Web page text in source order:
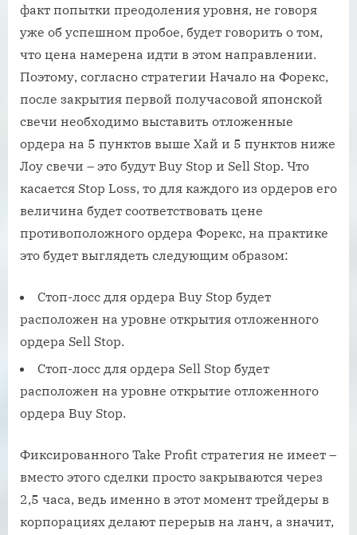
факт попытки преодоления уровня, не говоря
уже об успешном пробое, будет говорить о том,
что цена намерена идти в этом направлении.
Поэтому, согласно стратегии Начало на Форекс,
после закрытия первой получасовой японской
свечи необходимо выставить отложенные
ордера на 5 пунктов выше Хай и 5 пунктов ниже
Лоу свечи – это будут Buy Stop и Sell Stop. Что
касается Stop Loss, то для каждого из ордеров его
величина будет соответствовать цене
противоположного ордера Форекс, на практике
это будет выглядеть следующим образом:
Стоп-лосс для ордера Buy Stop будет
расположен на уровне открытия отложенного
ордера Sell Stop.
Стоп-лосс для ордера Sell Stop будет
расположен на уровне открытие отложенного
ордера Buy Stop.
Фиксированного Take Profit стратегия не имеет –
вместо этого сделки просто закрываются через
2,5 часа, ведь именно в этот момент трейдеры в
корпорациях делают перерыв на ланч, а значит,